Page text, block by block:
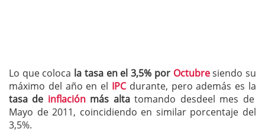
Lo que coloca la tasa en el 3,5% porOctubresiendo su
máximo del año en el IPC durante, pero además es la
tasa de inflaciónmás altatomando desdeel mes de
Mayo de 2011, coincidiendo en similar porcentaje del
3,5%.